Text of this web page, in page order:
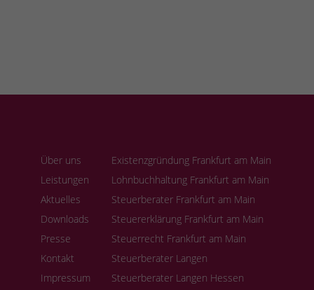
Über uns
Leistungen
Aktuelles
Downloads
Presse
Kontakt
Impressum
Existenzgründung Frankfurt am Main
Lohnbuchhaltung Frankfurt am Main
Steuerberater Frankfurt am Main
Steuererklärung Frankfurt am Main
Steuerrecht Frankfurt am Main
Steuerberater Langen
Steuerberater Langen Hessen